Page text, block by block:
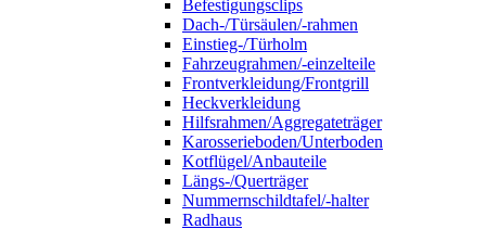
Befestigungsclips
Dach-/Türsäulen/-rahmen
Einstieg-/Türholm
Fahrzeugrahmen/-einzelteile
Frontverkleidung/Frontgrill
Heckverkleidung
Hilfsrahmen/Aggregateträger
Karosserieboden/Unterboden
Kotflügel/Anbauteile
Längs-/Querträger
Nummernschildtafel/-halter
Radhaus